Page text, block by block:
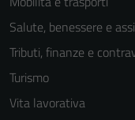
Salute, benessere e
Tributi, finanze e
Turismo
Vita lavorativa